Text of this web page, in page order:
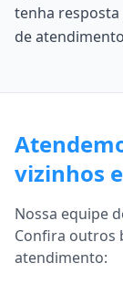
tenha
de
vizinhos
Nossa equipe
Confira outros
atendimento: